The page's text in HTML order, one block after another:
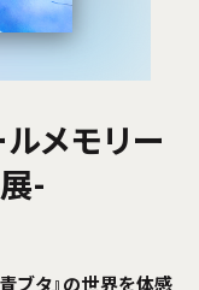
メモリー
-
ブタ』の世界を体感